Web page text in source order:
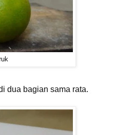
dua bagian sama rata.